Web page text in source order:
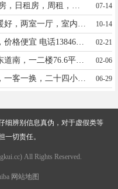
07-14
10-14
华腾园小区，车库改住宅出租，价格便宜 电话13846712507 02-21
街面商服，大医院十字路口路东道南，一二楼76.6平，低价出租出卖15546563384 02-06
望奎家庭式日租房，超大房间，一客一换，二十四小时热水，冰箱，电视，洗衣机，空调，wifi，洗漱用品齐全，优雅的环境，家的感觉！微信电话同步:13384553230 06-29
细辨别信息真伪，对于虚假类等
一切责任。
All Rights Reserved.
网站地图